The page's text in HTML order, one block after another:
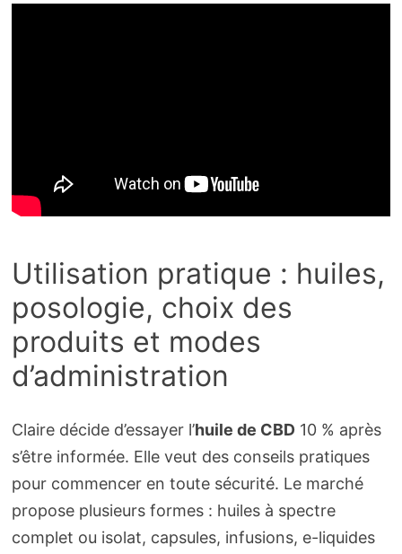
Utilisation pratique : huiles,
posologie, choix des
produits et modes
d’administration
Claire décide d’essayer l’huile de CBD10 % après
s’être informée. Elle veut des conseils pratiques
pour commencer en toute sécurité. Le marché
propose plusieurs formes : huiles à spectre
complet ou isolat, capsules, infusions, e-liquides